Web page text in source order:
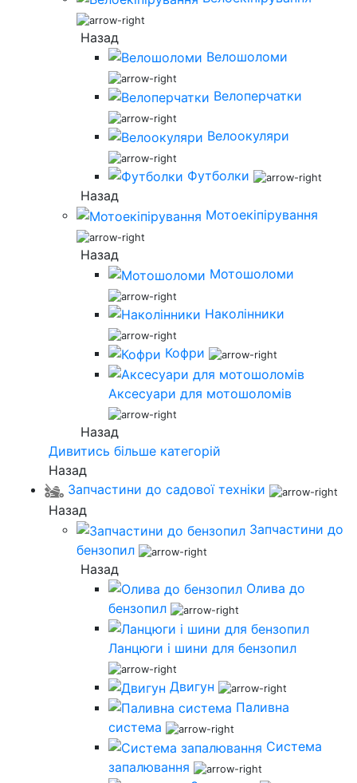
Назад
Велошоломи
Велоперчатки
Велоокуляри
Футболки
Назад
Мотоекіпірування
Назад
Мотошоломи
Наколінники
Кофри
Аксесуари для мотошоломів
Назад
Дивитись більше категорій
Назад
Запчастини до садової техніки
Назад
Запчастини до
бензопил
Назад
Олива до
бензопил
Ланцюги і шини для бензопил
Двигун
Паливна
система
Система
запалювання